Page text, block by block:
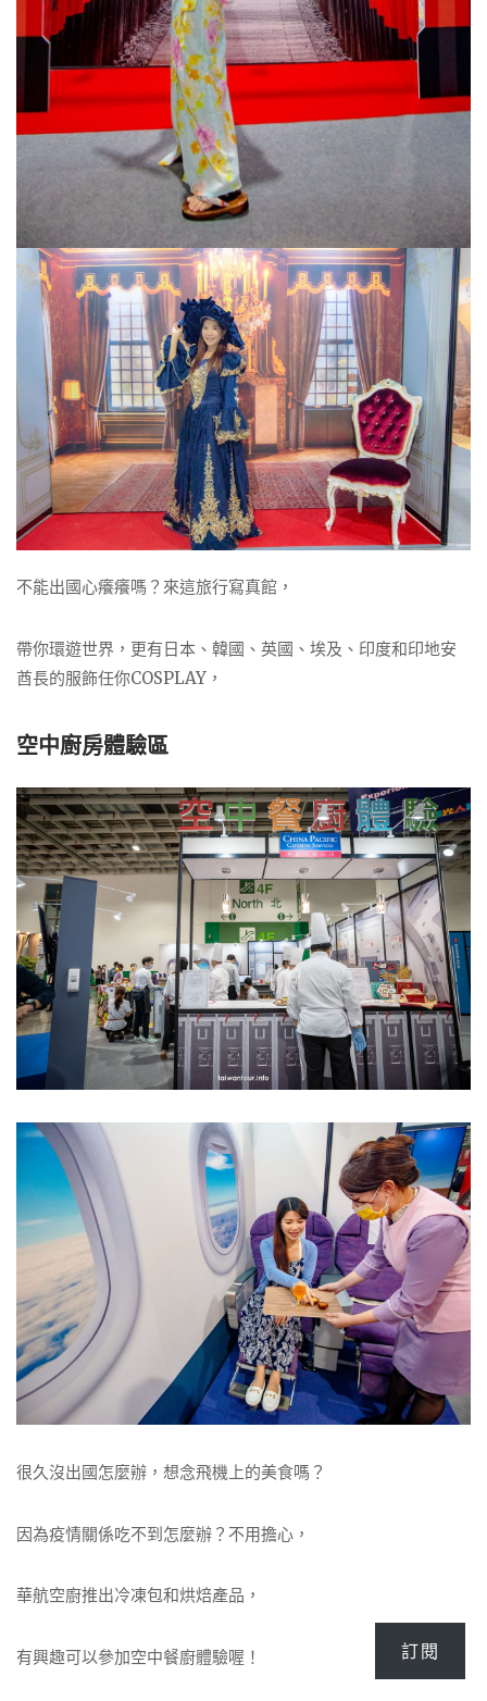
不能出國心癢癢嗎？來這旅行寫真館，
帶你環遊世界，更有日本、韓國、英國、埃及、印度和印地安
酋長的服飾任你COSPLAY，
空中廚房體驗區
很久沒出國怎麼辦，想念飛機上的美食嗎？
因為疫情關係吃不到怎麼辦？不用擔心，
華航空廚推出冷凍包和烘焙產品，
有興趣可以參加空中餐廚體驗喔！ 訂閱